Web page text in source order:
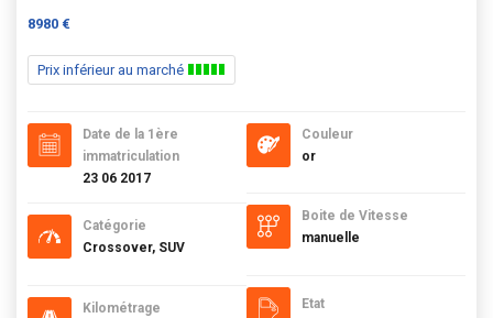
8980 €
Prix inférieur au marché
Date de la 1ère
immatriculation
23 06 2017
Catégorie
Crossover, SUV
Kilométrage
Couleur
or
Boite de Vitesse
manuelle
Etat